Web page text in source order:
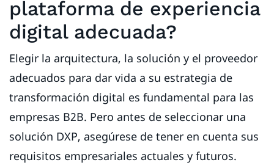
plataforma de experiencia
digital adecuada?
Elegir la arquitectura, la solución y el proveedor
adecuados para dar vida a su estrategia de
transformación digital es fundamental para las
empresas B2B. Pero antes de seleccionar una
solución DXP, asegúrese de tener en cuenta sus
requisitos empresariales actuales y futuros.